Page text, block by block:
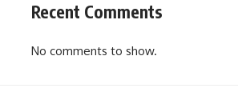
Recent Comments
No comments to show.